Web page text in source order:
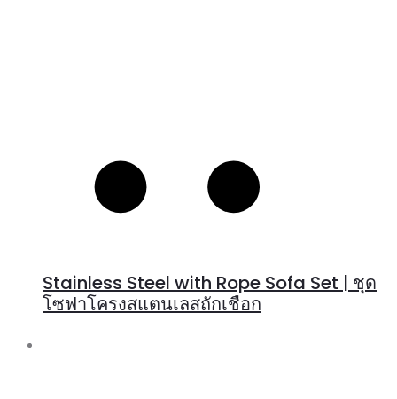
Stainless Steel with Rope Sofa Set | ชุด
โซฟาโครงสแตนเลสถักเชือก